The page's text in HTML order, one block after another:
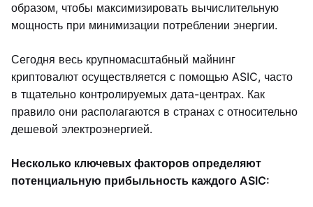
образом, чтобы максимизировать вычислительную
мощность при минимизации потреблении энергии.
Сегодня весь крупномасштабный майнинг
криптовалют осуществляется с помощью ASIC, часто
в тщательно контролируемых дата-центрах. Как
правило они располагаются в странах с относительно
дешевой электроэнергией.
Несколько ключевых факторов определяют
потенциальную прибыльность каждого ASIC: